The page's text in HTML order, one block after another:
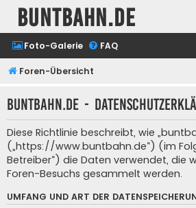
buntbahn.de
Foto-Galerie FAQ
Foren-Übersicht
buntbahn.de -
Diese Richtlinie beschreibt, wie
(„https://www.buntbahn.de“) (im
Betreiber“) die Daten verwendet, die
Foren-Besuchs gesammelt werden.
UMFANG UND ART DER